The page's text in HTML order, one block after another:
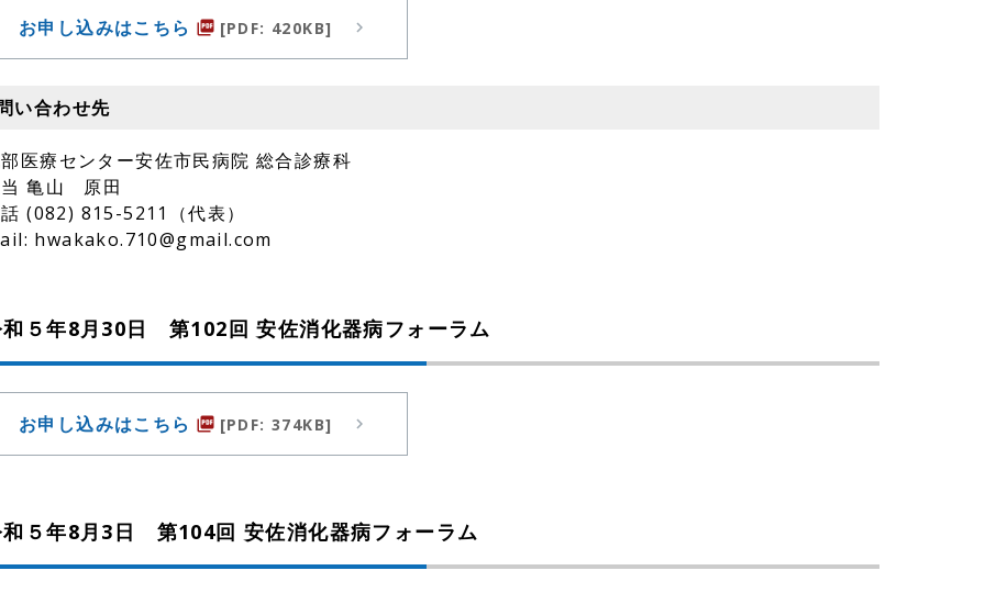
お申し込みはこちら picture_as_pdf [PDF: 420KB]
い合わせ先
医療センター安佐市民病院 総合診療科
亀山 原田
(082) 815-5211（代表）
hwakako.710@gmail.com
５年8月30日 第102回 安佐消化器病フォーラム
お申し込みはこちら picture_as_pdf [PDF: 374KB]
５年8月3日 第104回 安佐消化器病フォーラム